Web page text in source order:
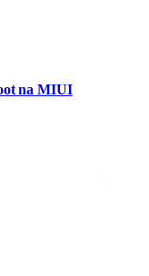
na MIUI